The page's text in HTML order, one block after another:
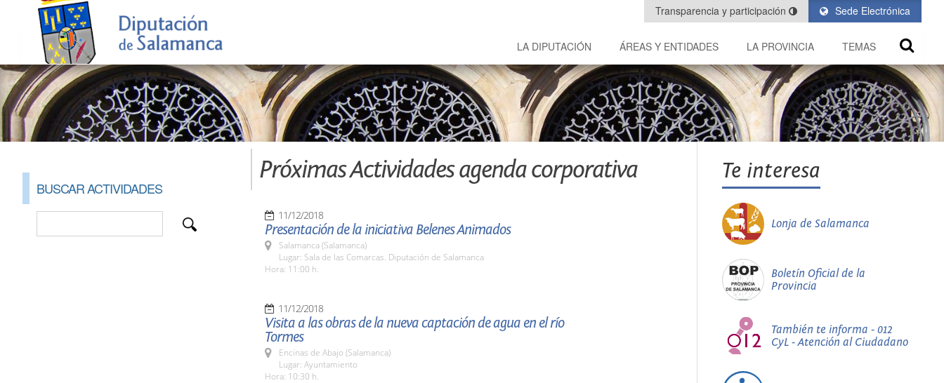
Sede Electrónica
Transparencia y participación
LA DIPUTACIÓN ÁREAS Y ENTIDADES LA PROVINCIA TEMAS
BUSCAR ACTIVIDADES
Próximas Actividades agenda corporativa
11/12/2018
Presentación de la iniciativa Belenes Animados
Salamanca (Salamanca)
Lugar: Sala de las Comarcas. Diputación de Salamanca
Hora: 11:00 h.
11/12/2018
Visita a las obras de la nueva captación de agua en el río
Tormes
Encinas de Abajo (Salamanca)
Lugar: Ayuntamiento
Hora: 10:30 h.
Te interesa
Lonja de Salamanca
Boletín Oficial de la
Provincia
También te informa - 012
CyL - Atención al Ciudadano